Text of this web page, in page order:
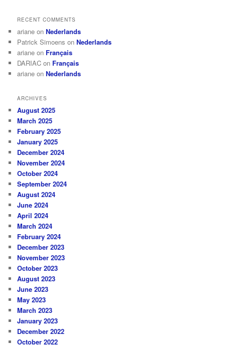
RECENT COMMENTS
ariane onNederlands
Patrick Simoens onNederlands
ariane on Français
DARIAC on Français
ariane onNederlands
ARCHIVES
August 2025
March 2025
February 2025
January 2025
December 2024
November 2024
October 2024
September 2024
August 2024
June 2024
April 2024
March 2024
February 2024
December 2023
November 2023
October 2023
August 2023
June 2023
May 2023
March 2023
January 2023
December 2022
October 2022